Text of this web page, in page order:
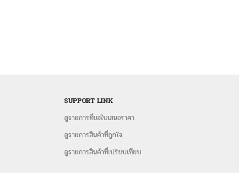
SUPPORT LINK
ดูรายการที่ขอใบเสนอราคา
ดูรายการสินค้าที่ถูกใจ
ดูรายการสินค้าที่เปรียบเทียบ